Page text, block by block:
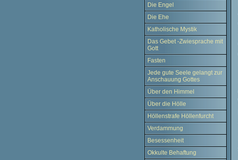
Die Engel
Die Ehe
Katholische Mystik
Das Gebet -Zwiesprache mit
Gott
Fasten
Jede gute Seele gelangt zur
Anschauung Gottes
Über den Himmel
Über die Hölle
Höllenstrafe Höllenfurcht
Verdammung
Besessenheit
Okkulte Behaftung